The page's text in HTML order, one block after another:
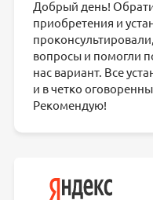
Добрый день!
приобретения и
вопросы и помогли
нас вариант. Все
и в четко
Рекомендую!